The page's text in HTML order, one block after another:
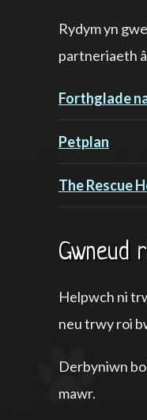
Rydym yn
partneriaeth
Forthglade
Petplan
The Rescue
Gwneud
Helpwch ni
neu trwy roi
Derbyniwn
mawr.